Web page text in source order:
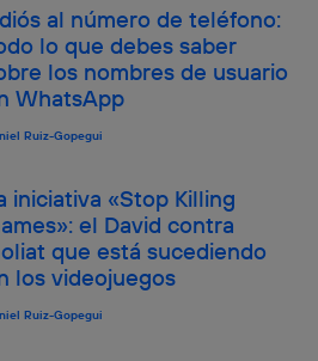
al número de teléfono:
lo que debes saber
los nombres de usuario
WhatsApp
Ruiz-Gopegui
iniciativa «Stop Killing
el David contra
que está sucediendo
los videojuegos
Ruiz-Gopegui